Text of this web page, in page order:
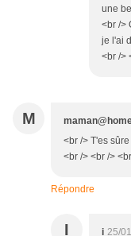
une
<br />
je l'ai
<br />
M
<br /> T'es
<br /> <br />
Répondre
I i 25/